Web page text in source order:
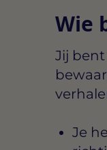
Wie
Jij
Je